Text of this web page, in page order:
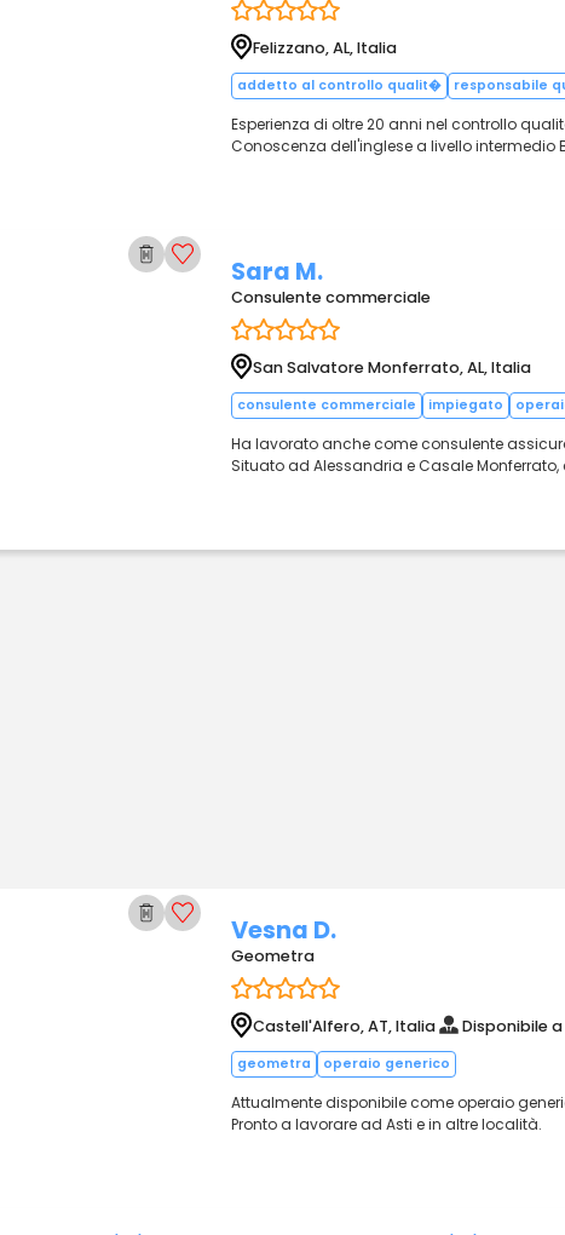
Felizzano, AL, Italia
addetto al controllo qualit� responsabile
Esperienza di oltre 20 anni nel controllo
Conoscenza dell'inglese a livello intermedio
Sara M.
Consulente commerciale
San Salvatore Monferrato, AL, Italia
consulente commerciale impiegato
Ha lavorato anche come consulente
Situato ad Alessandria e Casale
Vesna D.
Geometra
Castell'Alfero, AT, Italia Disponibile
geometra operaio generico
Attualmente disponibile come operaio
Pronto a lavorare ad Asti e in altre località.